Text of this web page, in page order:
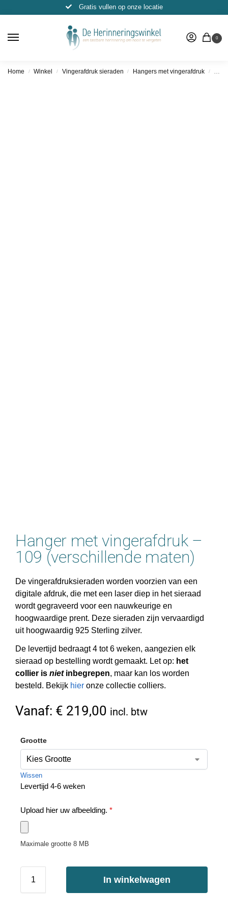
Gratis vullen op onze locatie
0
Home / Winkel / Vingerafdruk sieraden / Hangers met vingerafdruk /
Hanger met vingerafdruk –
109 (verschillende maten)
De vingerafdruksieraden worden voorzien van een
digitale afdruk, die met een laser diep in het sieraad
wordt gegraveerd voor een nauwkeurige en
hoogwaardige prent. Deze sieraden zijn vervaardigd
uit hoogwaardig 925 Sterling zilver.
De levertijd bedraagt 4 tot 6 weken, aangezien elk
sieraad op bestelling wordt gemaakt. Let op: het
collier is nietinbegrepen, maar kan los worden
besteld. Bekijk hier onze collectie colliers.
Vanaf: € 219,00 incl. btw
Grootte
Wissen
Levertijd 4-6 weken
Upload hier uw afbeelding. *
Maximale grootte 8 MB
In winkelwagen